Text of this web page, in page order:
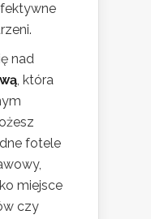
nad
, która
fotele
miejsce
czy